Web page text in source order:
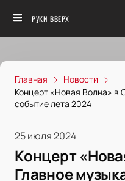
РУКИ ВВЕРХ
Главная
Новости
Концерт «Новая Волна» в
событие лета 2024
25 июля 2024
Концерт
Главное